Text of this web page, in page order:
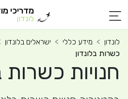
מדריכי
לונדון
לונדון מידע כללי ישראלים בלונדון
כשרות בלונדון
חנויות כשרות